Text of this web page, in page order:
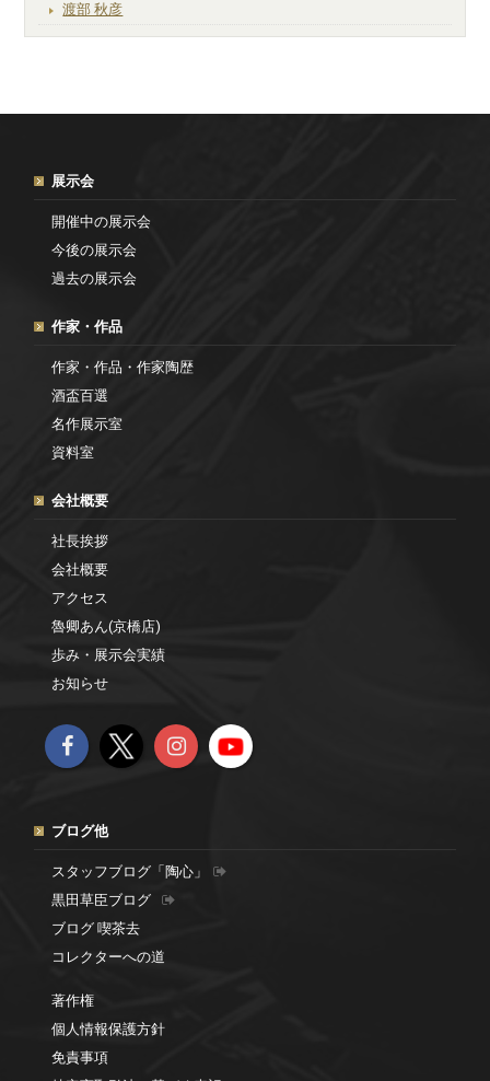
渡部 秋彦
展示会
開催中の展示会
今後の展示会
過去の展示会
作家・作品
作家・作品・作家陶歴
酒盃百選
名作展示室
資料室
会社概要
社長挨拶
会社概要
アクセス
魯卿あん(京橋店)
歩み・展示会実績
お知らせ
ブログ他
スタッフブログ「陶心」
黒田草臣ブログ
ブログ 喫茶去
コレクターへの道
著作権
個人情報保護方針
免責事項